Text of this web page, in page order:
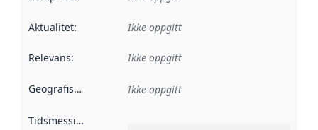
Aktualitet: Ikke oppgitt
Relevans: Ikke oppgitt
Geografisk avgrensning :
Ikke oppgitt
Tidsmessig avgrensning